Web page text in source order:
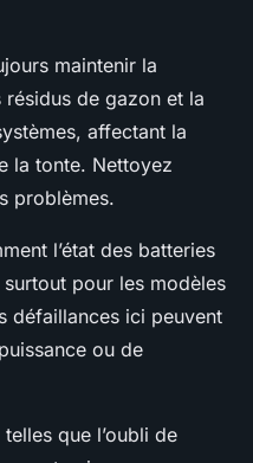
maintenir la
de gazon et la
affectant la
la tonte. Nettoyez
problèmes.
l’état des batteries
pour les modèles
défaillances ici peuvent
ou de
que l’oubli de